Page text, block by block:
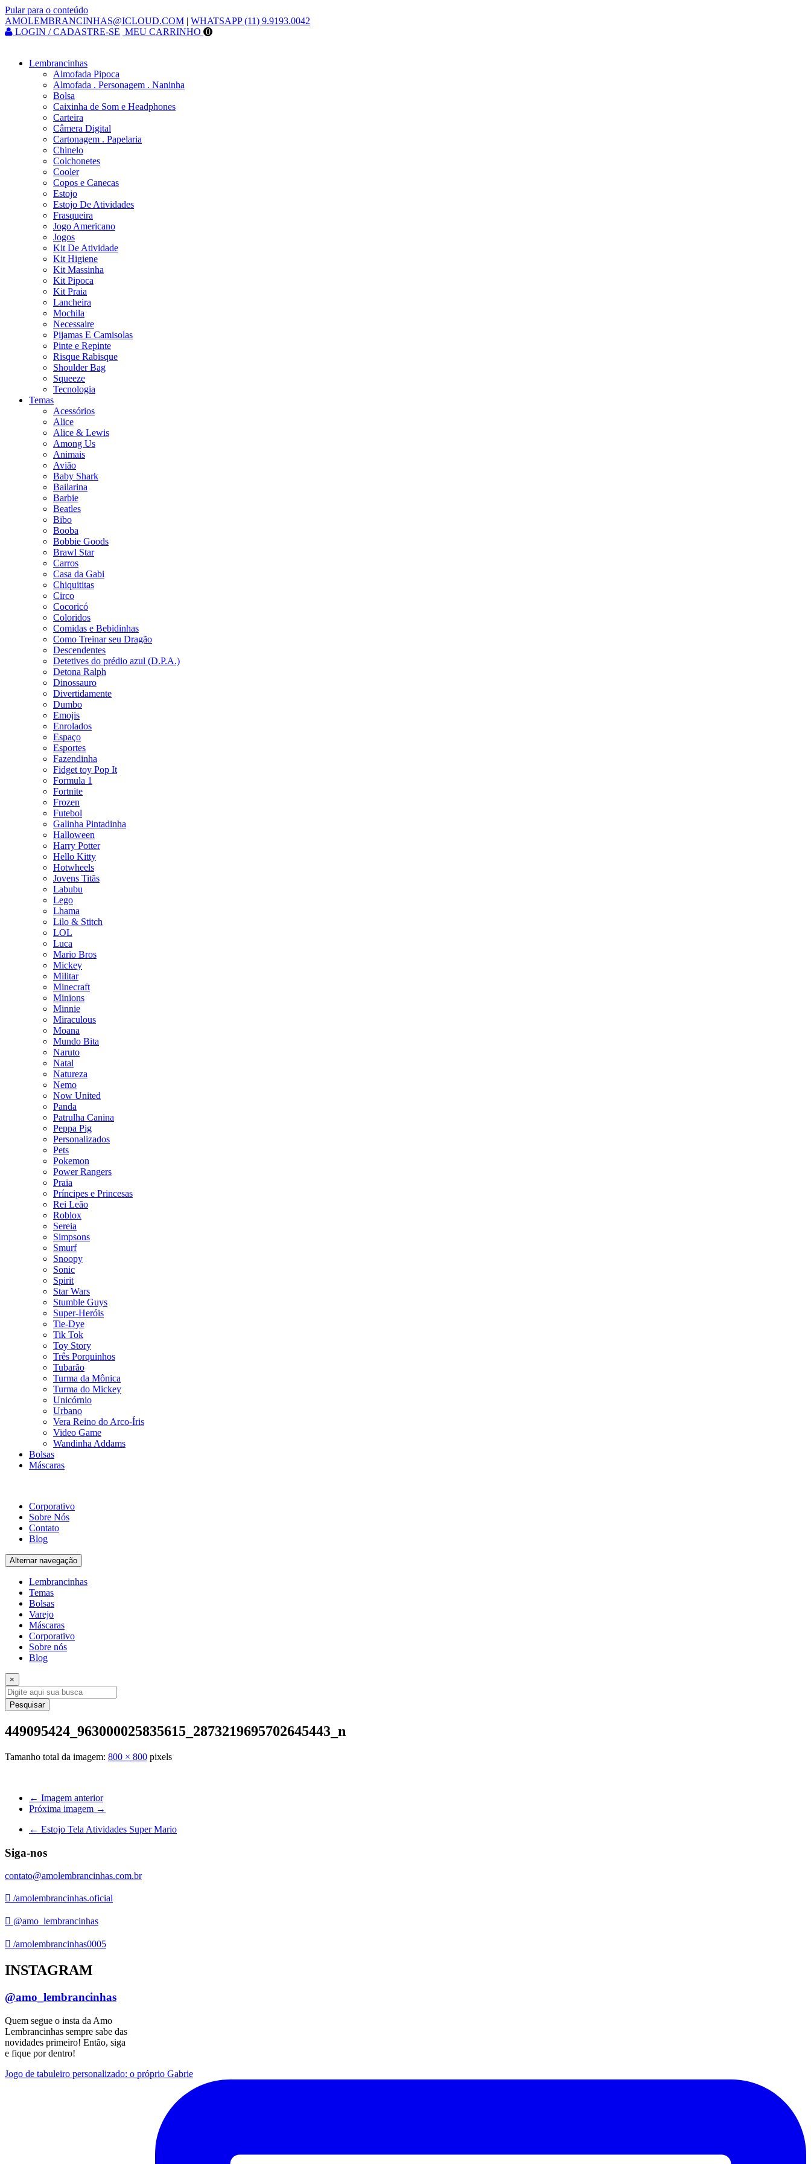
Pular para o conteúdo
AMOLEMBRANCINHAS@ICLOUD.COM | WHATSAPP (11) 9.9193.0042
LOGIN / CADASTRE-SE MEU CARRINHO 0
Lembrancinhas
Almofada Pipoca
Almofada . Personagem . Naninha
Bolsa
Caixinha de Som e Headphones
Carteira
Câmera Digital
Cartonagem . Papelaria
Chinelo
Colchonetes
Cooler
Copos e Canecas
Estojo
Estojo De Atividades
Frasqueira
Jogo Americano
Jogos
Kit De Atividade
Kit Higiene
Kit Massinha
Kit Pipoca
Kit Praia
Lancheira
Mochila
Necessaire
Pijamas E Camisolas
Pinte e Repinte
Risque Rabisque
Shoulder Bag
Squeeze
Tecnologia
Temas
Acessórios
Alice
Alice & Lewis
Among Us
Animais
Avião
Baby Shark
Bailarina
Barbie
Beatles
Bibo
Booba
Bobbie Goods
Brawl Star
Carros
Casa da Gabi
Chiquititas
Circo
Cocoricó
Coloridos
Comidas e Bebidinhas
Como Treinar seu Dragão
Descendentes
Detetives do prédio azul (D.P.A.)
Detona Ralph
Dinossauro
Divertidamente
Dumbo
Emojis
Enrolados
Espaço
Esportes
Fazendinha
Fidget toy Pop It
Formula 1
Fortnite
Frozen
Futebol
Galinha Pintadinha
Halloween
Harry Potter
Hello Kitty
Hotwheels
Jovens Titãs
Labubu
Lego
Lhama
Lilo & Stitch
LOL
Luca
Mario Bros
Mickey
Militar
Minecraft
Minions
Minnie
Miraculous
Moana
Mundo Bita
Naruto
Natal
Natureza
Nemo
Now United
Panda
Patrulha Canina
Peppa Pig
Personalizados
Pets
Pokemon
Power Rangers
Praia
Príncipes e Princesas
Rei Leão
Roblox
Sereia
Simpsons
Smurf
Snoopy
Sonic
Spirit
Star Wars
Stumble Guys
Super-Heróis
Tie-Dye
Tik Tok
Toy Story
Três Porquinhos
Tubarão
Turma da Mônica
Turma do Mickey
Unicórnio
Urbano
Vera Reino do Arco-Íris
Video Game
Wandinha Addams
Bolsas
Máscaras
Corporativo
Sobre Nós
Contato
Blog
Alternar navegação
Lembrancinhas
Temas
Bolsas
Varejo
Máscaras
Corporativo
Sobre nós
Blog
×
Pesquisar
449095424_963000025835615_2873219695702645443_n
Tamanho total da imagem: 800 × 800 pixels
← Imagem anterior
Próxima imagem →
← Estojo Tela Atividades Super Mario
Siga-nos
contato@amolembrancinhas.com.br
/amolembrancinhas.oficial
@amo_lembrancinhas
/amolembrancinhas0005
INSTAGRAM
@amo_lembrancinhas
Quem segue o insta da Amo
Lembrancinhas sempre sabe das
novidades primeiro! Então, siga
e fique por dentro!
Jogo de tabuleiro personalizado: o próprio Gabrie